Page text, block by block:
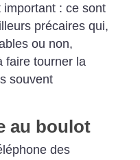
important : ce sont
précaires qui,
ou non,
faire tourner la
souvent
au boulot
des